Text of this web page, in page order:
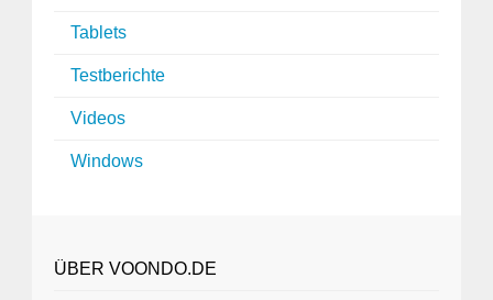
Tablets
Testberichte
Videos
Windows
ÜBER VOONDO.DE